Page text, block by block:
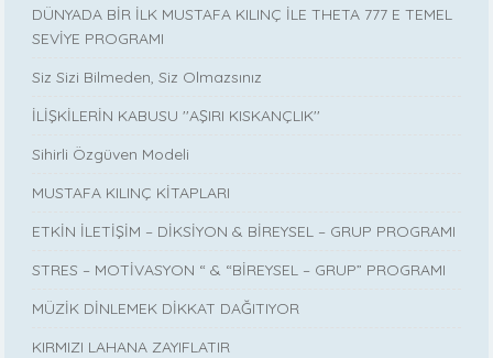
DÜNYADA BİR İLK MUSTAFA KILINÇ İLE THETA 777 E TEMEL
SEVİYE PROGRAMI
Siz Sizi Bilmeden, Siz Olmazsınız
İLİŞKİLERİN KABUSU ''AŞIRI KISKANÇLIK''
Sihirli Özgüven Modeli
MUSTAFA KILINÇ KİTAPLARI
ETKİN İLETİŞİM – DİKSİYON & BİREYSEL – GRUP PROGRAMI
STRES – MOTİVASYON “ & “BİREYSEL – GRUP” PROGRAMI
MÜZİK DİNLEMEK DİKKAT DAĞITIYOR
KIRMIZI LAHANA ZAYIFLATIR